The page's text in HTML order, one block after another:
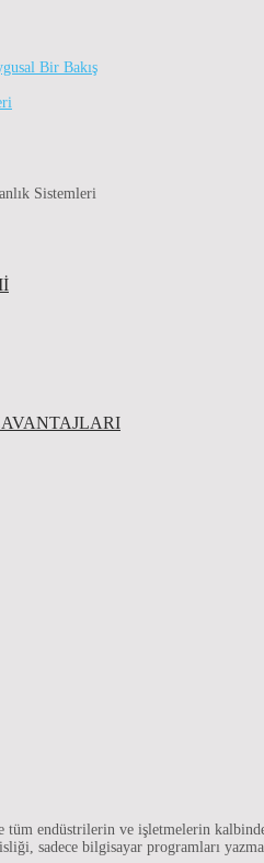
Bir Bakış
Sistemleri
tüm endüstrilerin ve işletmelerin
sadece bilgisayar programları